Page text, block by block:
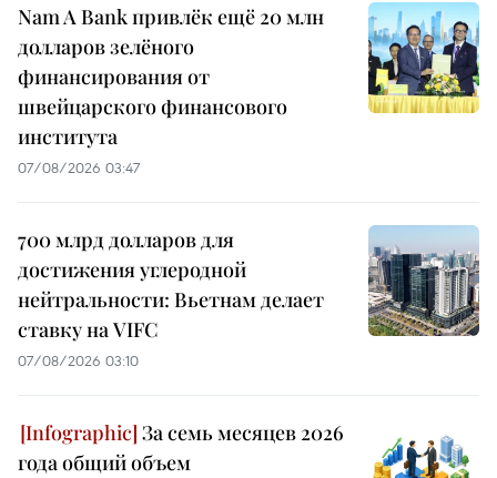
Nam A Bank привлёк ещё 20 млн
долларов зелёного
финансирования от
швейцарского финансового
института
07/08/2026 03:47
700 млрд долларов для
достижения углеродной
нейтральности: Вьетнам делает
ставку на VIFC
07/08/2026 03:10
За семь месяцев 2026
года общий объем